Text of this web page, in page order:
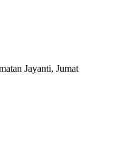
Jayanti, Jumat